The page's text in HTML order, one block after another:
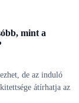
mint a
de az induló
átírhatja az